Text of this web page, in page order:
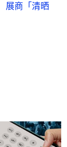
展商「清晒